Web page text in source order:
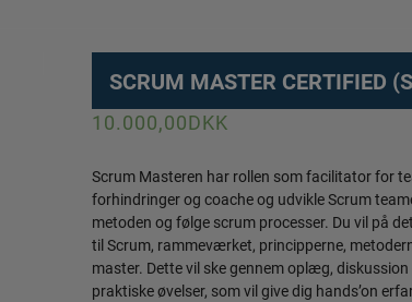
SCRUM MASTER CERTIFIED
10.000,00DKK
Scrum Masteren har rollen som facilitator for
forhindringer og coache og udvikle Scrum
metoden og følge scrum processer. Du vil på
til Scrum, rammeværket, principperne,
master. Dette vil ske gennem oplæg,
praktiske øvelser, som vil give dig hands’on